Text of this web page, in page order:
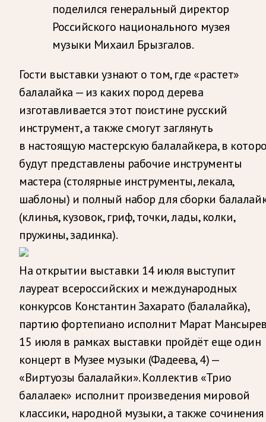
поделился генеральный директор
Российского национального музея
музыки Михаил Брызгалов.
Гости выставки узнают о том, где «растет»
балалайка — из каких пород дерева
изготавливается этот поистине русский
инструмент, а также смогут заглянуть
в настоящую мастерскую балалайкера, в
будут представлены рабочие инструменты
мастера (столярные инструменты, лекала,
шаблоны) и полный набор для сборки
(клинья, кузовок, гриф, точки, лады, колки,
пружины, задинка).
На открытии выставки 14 июля выступит
лауреат всероссийских и международных
конкурсов Константин Захарато (балалайка),
партию фортепиано исполнит Марат
15 июля в рамках выставки пройдёт еще один
концерт в Музее музыки (Фадеева, 4) —
«Виртуозы балалайки». Коллектив «Трио
балалаек» исполнит произведения мировой
классики, народной музыки, а также сочинения